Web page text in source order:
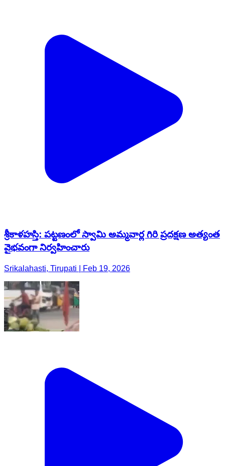
శ్రీకాళహస్తి: పట్టణంలో స్వామి అమ్మవార్ల గిరి ప్రదక్షణ అత్యంత
వైభవంగా నిర్వహించారు
Srikalahasti, Tirupati | Feb 19, 2026